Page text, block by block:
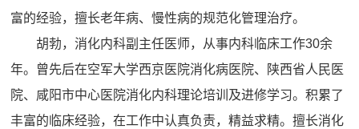
富的经验，擅长老年病、慢性病的规范化管理治疗。
胡勃，消化内科副主任医师，从事内科临床工作30余
年。曾先后在空军大学西京医院消化病医院、陕西省人民医
院、咸阳市中心医院消化内科理论培训及进修学习。积累了
丰富的临床经验，在工作中认真负责，精益求精。擅长消化